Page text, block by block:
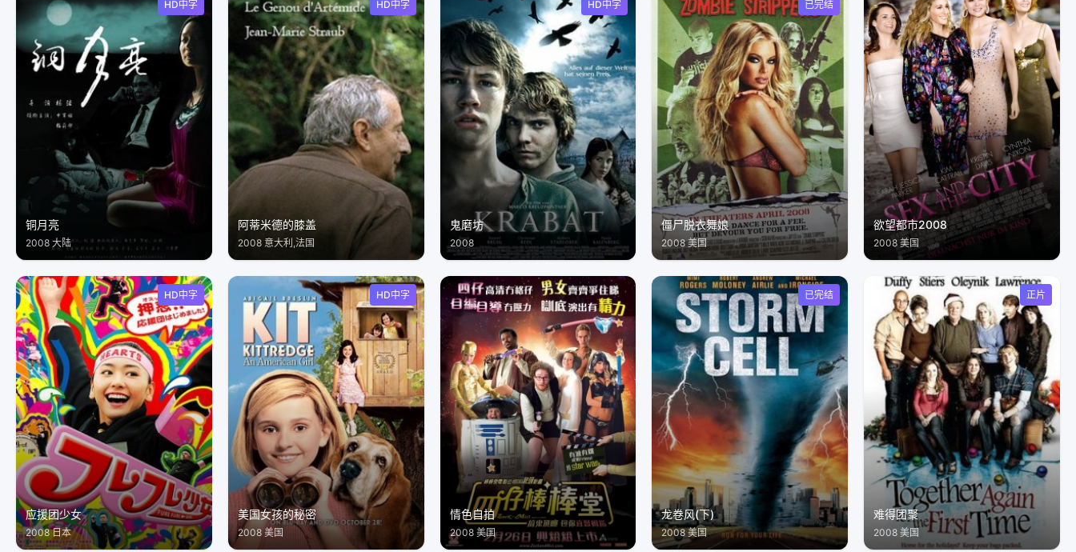
HD中字
铜月亮
2008 大陆
HD中字
阿蒂米德的膝盖
2008 意大利,法国
HD中字
鬼磨坊
2008
已完结
僵尸脱衣舞娘
2008 美国
欲望都市2008
2008 美国
HD中字
应援团少女
2008 日本
HD中字
美国女孩的秘密
2008 美国
情色自拍
2008 美国
已完结
龙卷风(下)
2008 美国
正片
难得团聚
2008 美国